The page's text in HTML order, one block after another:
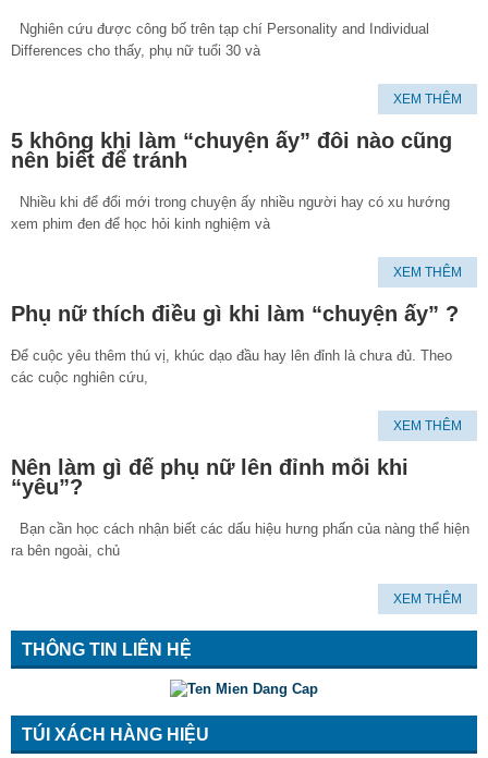
Nghiên cứu được công bố trên tạp chí Personality and Individual
Differences cho thấy, phụ nữ tuổi 30 và
XEM THÊM
5 không khi làm “chuyện ấy” đôi nào cũng
nên biết để tránh
Nhiều khi để đổi mới trong chuyện ấy nhiều người hay có xu hướng
xem phim đen để học hỏi kinh nghiệm và
XEM THÊM
Phụ nữ thích điều gì khi làm “chuyện ấy” ?
Để cuộc yêu thêm thú vị, khúc dạo đầu hay lên đỉnh là chưa đủ. Theo
các cuộc nghiên cứu,
XEM THÊM
Nên làm gì để phụ nữ lên đỉnh mỗi khi
“yêu”?
Bạn cần học cách nhận biết các dấu hiệu hưng phấn của nàng thể hiện
ra bên ngoài, chủ
XEM THÊM
THÔNG TIN LIÊN HỆ
TÚI XÁCH HÀNG HIỆU